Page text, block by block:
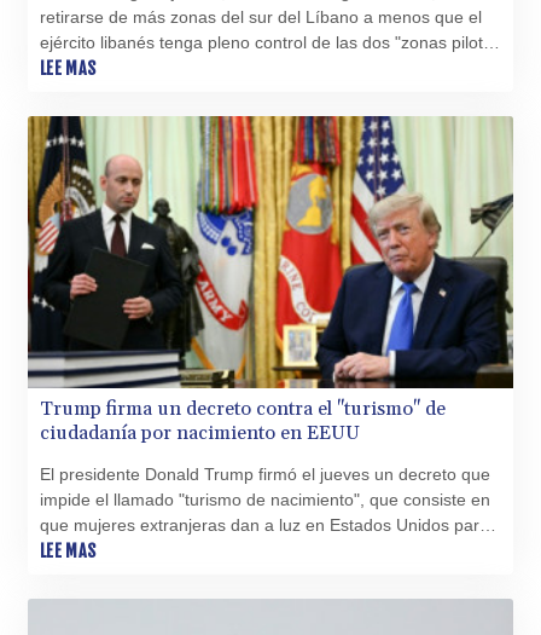
retirarse de más zonas del sur del Líbano a menos que el
ejército libanés tenga pleno control de las dos "zonas piloto"
iniciales, informó a la AFP una fuente de la presidencia
LEE MAS
Trump firma un decreto contra el "turismo" de
ciudadanía por nacimiento en EEUU
El presidente Donald Trump firmó el jueves un decreto que
impide el llamado "turismo de nacimiento", que consiste en
que mujeres extranjeras dan a luz en Estados Unidos para
que el hijo adquiera la ciudadanía de ese país.
LEE MAS